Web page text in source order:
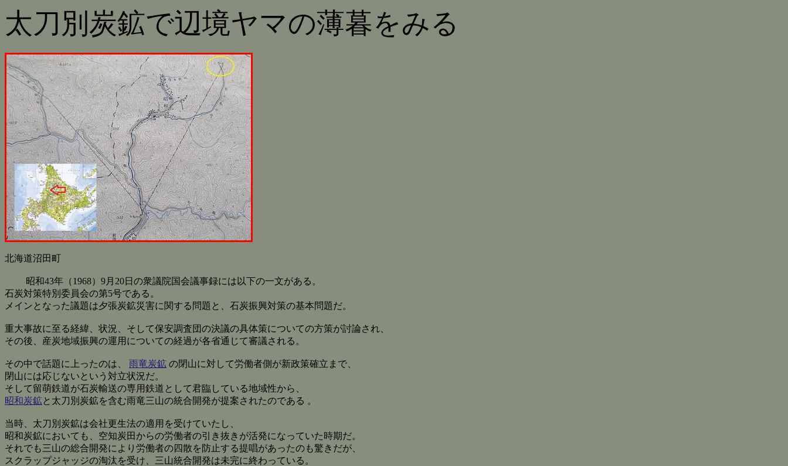
太刀別炭鉱で辺境ヤマの薄暮をみる
北海道沼田町
昭和43年（1968）9月20日の衆議院国会議事録には以下の一文がある。
石炭対策特別委員会の第5号である。
メインとなった議題は夕張炭鉱災害に関する問題と、石炭振興対策の基本問題だ。
重大事故に至る経緯、状況、そして保安調査団の決議の具体策についての方策が討論され、
その後、産炭地域振興の運用についての経過が各省通じて審議される。
その中で話題に上ったのは、 雨竜炭鉱 の閉山に対して労働者側が新政策確立まで、
閉山には応じないという対立状況だ。
そして留萌鉄道が石炭輸送の専用鉄道として君臨している地域性から、
昭和炭鉱と太刀別炭鉱を含む雨竜三山の統合開発が提案されたのである 。
当時、太刀別炭鉱は会社更生法の適用を受けていたし、
昭和炭鉱においても、空知炭田からの労働者の引き抜きが活発になっていた時期だ。
それでも三山の総合開発により労働者の四散を防止する提唱があったのも驚きだが、
スクラップジャッジの淘汰を受け、三山統合開発は未完に終わっている。